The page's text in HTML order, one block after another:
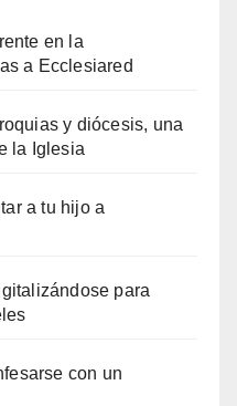
en la
a Ecclesiared
y diócesis, una
la Iglesia
a tu hijo a
para
con un